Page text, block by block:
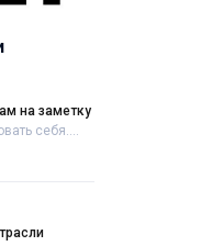
на заметку
себя....